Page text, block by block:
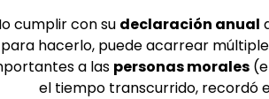
cumplir con su declaración anual
para hacerlo, puede acarrear
a las personas morales
el tiempo transcurrido, recordó